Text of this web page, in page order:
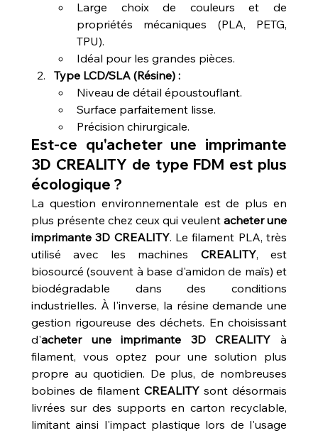
Large choix de couleurs et de
propriétés mécaniques (PLA, PETG,
TPU).
Idéal pour les grandes pièces.
Type LCD/SLA (Résine) :
Niveau de détail époustouflant.
Surface parfaitement lisse.
Précision chirurgicale.
Est-ce qu'acheter une imprimante
3D CREALITY de type FDM est plus
écologique ?
La question environnementale est de plus en
plus présente chez ceux qui veulent acheter une
imprimante 3D CREALITY. Le filament PLA, très
utilisé avec les machines CREALITY, est
biosourcé (souvent à base d'amidon de maïs) et
biodégradable dans des conditions
industrielles. À l'inverse, la résine demande une
gestion rigoureuse des déchets. En choisissant
d'acheter une imprimante 3D CREALITY à
filament, vous optez pour une solution plus
propre au quotidien. De plus, de nombreuses
bobines de filament CREALITY sont désormais
livrées sur des supports en carton recyclable,
limitant ainsi l'impact plastique lors de l'usage